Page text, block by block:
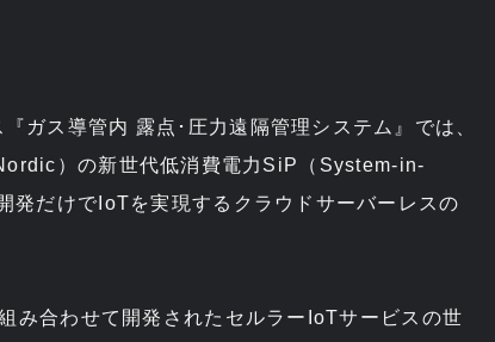
ガス導管内 露点･圧力遠隔管理システム』では、
）の新世代低消費電力SiP（System-in-
発だけでIoTを実現するクラウドサーバーレスの
み合わせて開発されたセルラーIoTサービスの世